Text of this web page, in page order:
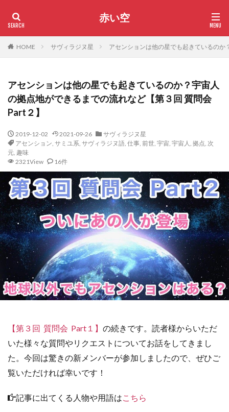
赤い空
HOME サヴィラジヌ星 アセンションは他の星でも起きているの
アセンションは他の星でも起きているのか？宇宙人
の拠点地ができるまでの流れなど【第３回 質問会
Part２】
2019-12-02 2021-09-26
サヴィラジヌ星
アセンション, サミユ系, サヴィラジヌ語, 仕事, 前世, 宇宙, 宇宙人, 拠点, 次
元, 趣味
2321View
16件
【第３回 質問会 Part１】 の続きです。読者様からいただ
いた様々な質問やリクエストについてお話をしてきまし
た。今回は驚きの新メンバーが参加しましたので、ぜひご
覧いただければ幸いです！
記事に出てくる人物や用語はこちら